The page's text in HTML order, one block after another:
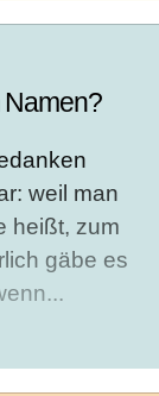
Namen?
weil man
heißt, zum
gäbe es